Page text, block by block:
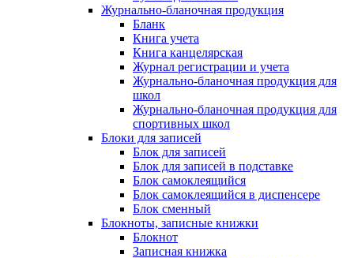
Журнально-бланочная продукция
Бланк
Книга учета
Книга канцелярская
Журнал регистрации и учета
Журнально-бланочная продукция для
школ
Журнально-бланочная продукция для
спортивных школ
Блоки для записей
Блок для записей
Блок для записей в подставке
Блок самоклеящийся
Блок самоклеящийся в диспенсере
Блок сменный
Блокноты, записные книжки
Блокнот
Записная книжка